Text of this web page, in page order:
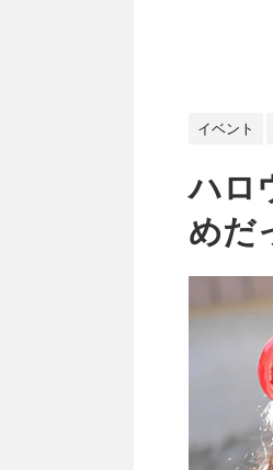
イベント
ハロ
めだ